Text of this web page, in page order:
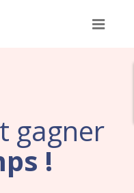
Menu
gagner
!